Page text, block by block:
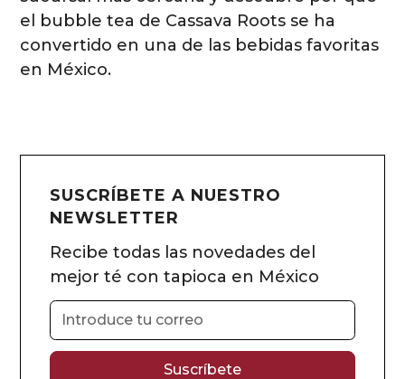
el bubble tea de Cassava Roots se ha
convertido en una de las bebidas favoritas
en México.
SUSCRÍBETE A NUESTRO
NEWSLETTER
Recibe todas las novedades del
mejor té con tapioca en México